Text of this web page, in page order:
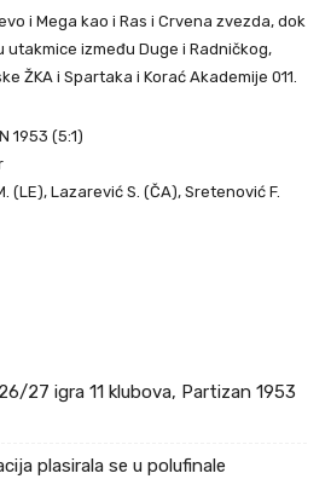
i Mega kao i Ras i Crvena zvezda, dok
između Duge i Radničkog,
ŽKA i Spartaka i Korać Akademije 011.
1953 (5:1)
(LE), Lazarević S. (ČA), Sretenović F.
27 igra 11 klubova, Partizan 1953
plasirala se u polufinale